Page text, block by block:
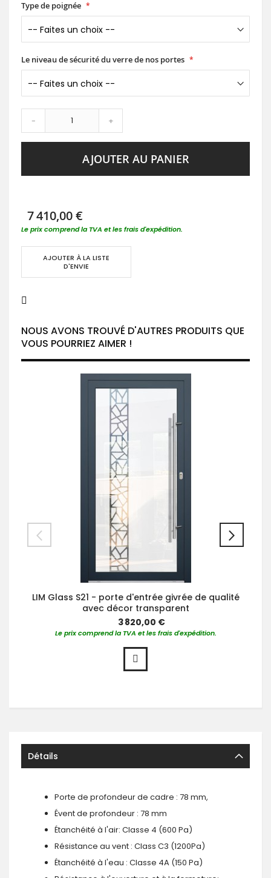
Type de poignée
Le niveau de sécurité du verre de nos portes
- +
AJOUTER AU PANIER
7 410,00 €
Le prix comprend la TVA et les frais d'expédition.
AJOUTER À LA LISTE
D'ENVIE
NOUS AVONS TROUVÉ D'AUTRES PRODUITS QUE
VOUS POURRIEZ AIMER !
LIM Glass S21 - porte d'entrée givrée de qualité
avec décor transparent
3 820,00 €
Le prix comprend la TVA et les frais d'expédition.
Détails